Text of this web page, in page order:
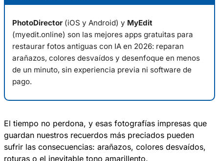
PhotoDirector (iOS y Android) y MyEdit
(myedit.online) son las mejores apps gratuitas para
restaurar fotos antiguas con IA en 2026: reparan
arañazos, colores desvaídos y desenfoque en menos
de un minuto, sin experiencia previa ni software de
pago.
El tiempo no perdona, y esas fotografías impresas que
guardan nuestros recuerdos más preciados pueden
sufrir las consecuencias: arañazos, colores desvaídos,
roturas o el inevitable tono amarillento.